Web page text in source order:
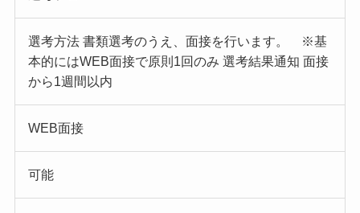
選考方法 書類選考のうえ、面接を行います。 ※基
本的にはWEB面接で原則1回のみ 選考結果通知 面接
から1週間以内
WEB面接
可能